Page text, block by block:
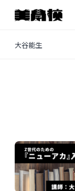
大谷能生
その他